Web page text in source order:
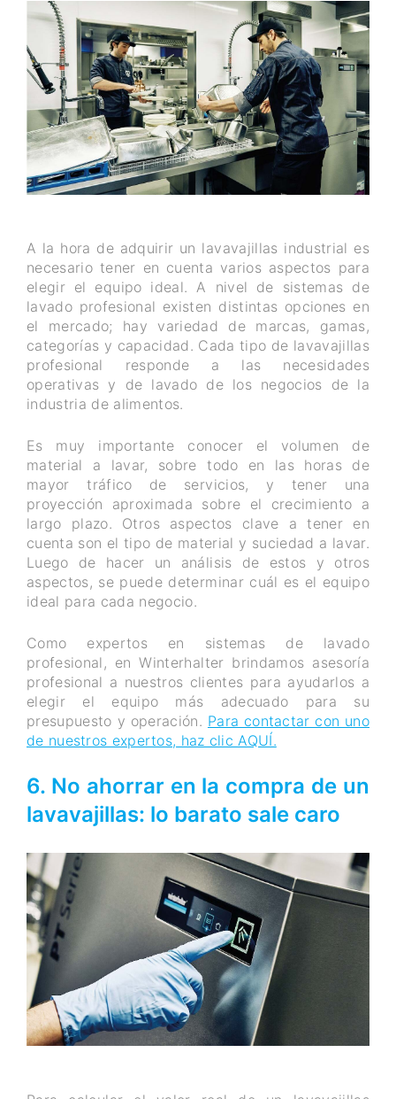
A la hora de adquirir un lavavajillas industrial es
necesario tener en cuenta varios aspectos para
elegir el equipo ideal. A nivel de sistemas de
lavado profesional existen distintas opciones en
el mercado; hay variedad de marcas, gamas,
categorías y capacidad. Cada tipo de lavavajillas
profesional responde a las necesidades
operativas y de lavado de los negocios de la
industria de alimentos.
Es muy importante conocer el volumen de
material a lavar, sobre todo en las horas de
mayor tráfico de servicios, y tener una
proyección aproximada sobre el crecimiento a
largo plazo. Otros aspectos clave a tener en
cuenta son el tipo de material y suciedad a lavar.
Luego de hacer un análisis de estos y otros
aspectos, se puede determinar cuál es el equipo
ideal para cada negocio.
Como expertos en sistemas de lavado
profesional, en Winterhalter brindamos asesoría
profesional a nuestros clientes para ayudarlos a
elegir el equipo más adecuado para su
presupuesto y operación. Para contactar con uno
de nuestros expertos, haz clic AQUÍ.
6. No ahorrar en la compra de un
lavavajillas: lo barato sale caro